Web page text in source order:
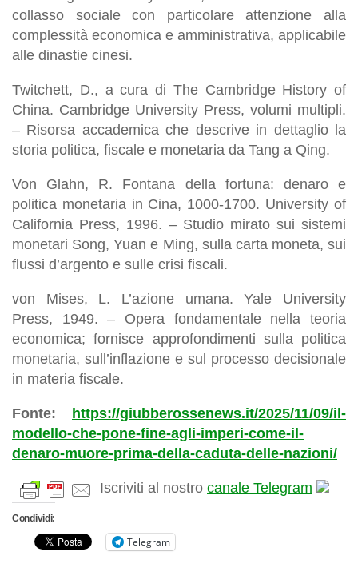
collasso sociale con particolare attenzione alla
complessità economica e amministrativa, applicabile
alle dinastie cinesi.
Twitchett, D., a cura di The Cambridge History of
China. Cambridge University Press, volumi multipli.
– Risorsa accademica che descrive in dettaglio la
storia politica, fiscale e monetaria da Tang a Qing.
Von Glahn, R. Fontana della fortuna: denaro e
politica monetaria in Cina, 1000-1700. University of
California Press, 1996. – Studio mirato sui sistemi
monetari Song, Yuan e Ming, sulla carta moneta, sui
flussi d’argento e sulle crisi fiscali.
von Mises, L. L’azione umana. Yale University
Press, 1949. – Opera fondamentale nella teoria
economica; fornisce approfondimenti sulla politica
monetaria, sull’inflazione e sul processo decisionale
in materia fiscale.
Fonte: https://giubberossenews.it/2025/11/09/il-
modello-che-pone-fine-agli-imperi-come-il-
denaro-muore-prima-della-caduta-delle-nazioni/
Iscriviti al nostro canale Telegram
Condividi:
Telegram